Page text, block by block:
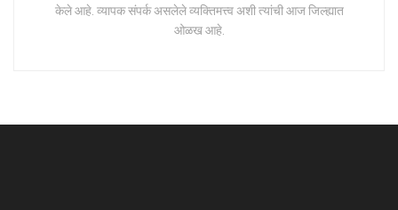
केले आहे. व्यापक संपर्क असलेले व्यक्तिमत्त्व अशी त्यांची आज जिल्ह्यात
ओळख आहे.